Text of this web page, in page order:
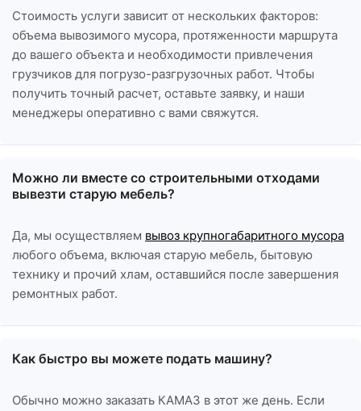
Стоимость услуги зависит от нескольких факторов:
объема вывозимого мусора, протяженности маршрута
до вашего объекта и необходимости привлечения
грузчиков для погрузо-разгрузочных работ. Чтобы
получить точный расчет, оставьте заявку, и наши
менеджеры оперативно с вами свяжутся.
Можно ли вместе со строительными отходами
вывезти старую мебель?
Да, мы осуществляем вывоз крупногабаритного мусора
любого объема, включая старую мебель, бытовую
технику и прочий хлам, оставшийся после завершения
ремонтных работ.
Как быстро вы можете подать машину?
Обычно можно заказать КАМАЗ в этот же день. Если